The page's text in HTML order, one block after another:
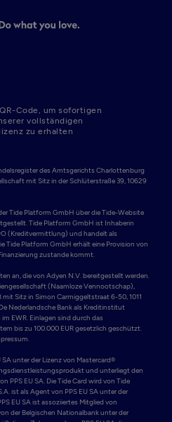
Code, um sofortigen
vollständigen
zu erhalten
des Amtsgerichts Charlottenburg
mit Sitz in der Schlüterstraße 39, 10629
Tide Platform GmbH über die Tide-Website
Tide Platform GmbH ist Inhaberin
(Kreditvermittlung) und handelt als
Tide Platform GmbH erhält eine Provision von
zustande kommt.
an, die von Adyen N.V. bereitgestellt werden.
(Naamloze Vennootschap),
Sitz in Simon Carmiggeltstraat 6-50, 1011
Nederlandsche Bank als Kreditinstitut
EWR. Einlagen sind durch das
bis zu 100.000 EUR gesetzlich geschützt.
SA unter der Lizenz von Mastercard®
und unterliegt den
PPS EU SA. Die Tide Card wird von Tide
ist als Agent von PPS EU SA unter der
EU SA ist assoziiertes Mitglied von
der Belgischen Nationalbank unter der